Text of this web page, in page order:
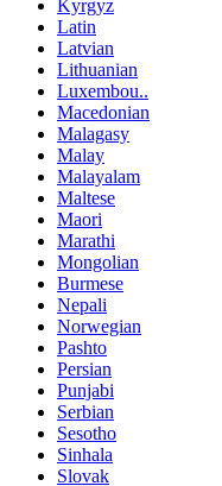
Kyrgyz
Latin
Latvian
Lithuanian
Luxembou..
Macedonian
Malagasy
Malay
Malayalam
Maltese
Maori
Marathi
Mongolian
Burmese
Nepali
Norwegian
Pashto
Persian
Punjabi
Serbian
Sesotho
Sinhala
Slovak